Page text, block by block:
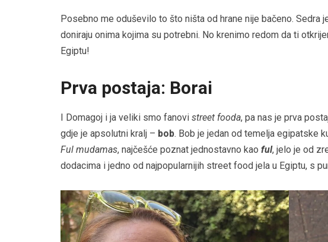
Posebno me oduševilo to što ništa od hrane nije bačeno. Sedra
doniraju onima kojima su potrebni. No krenimo redom da ti
Egiptu!
Prva postaja: Borai
I Domagoj i ja veliki smo fanovi street fooda, pa nas je prva
gdje je apsolutni kralj – bob. Bob je jedan od temelja egipatske
Ful mudamas, najčešće poznat jednostavno kao ful, jelo je od
dodacima i jedno od najpopularnijih street food jela u Egiptu, s